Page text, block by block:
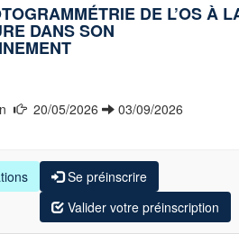
DE L’OS À
DANS SON
20/05/2026 03/09/2026
Se préinscrire
Valider votre préinscription